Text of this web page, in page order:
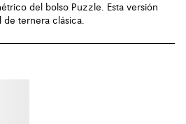
del bolso Puzzle. Esta versión
ternera clásica.